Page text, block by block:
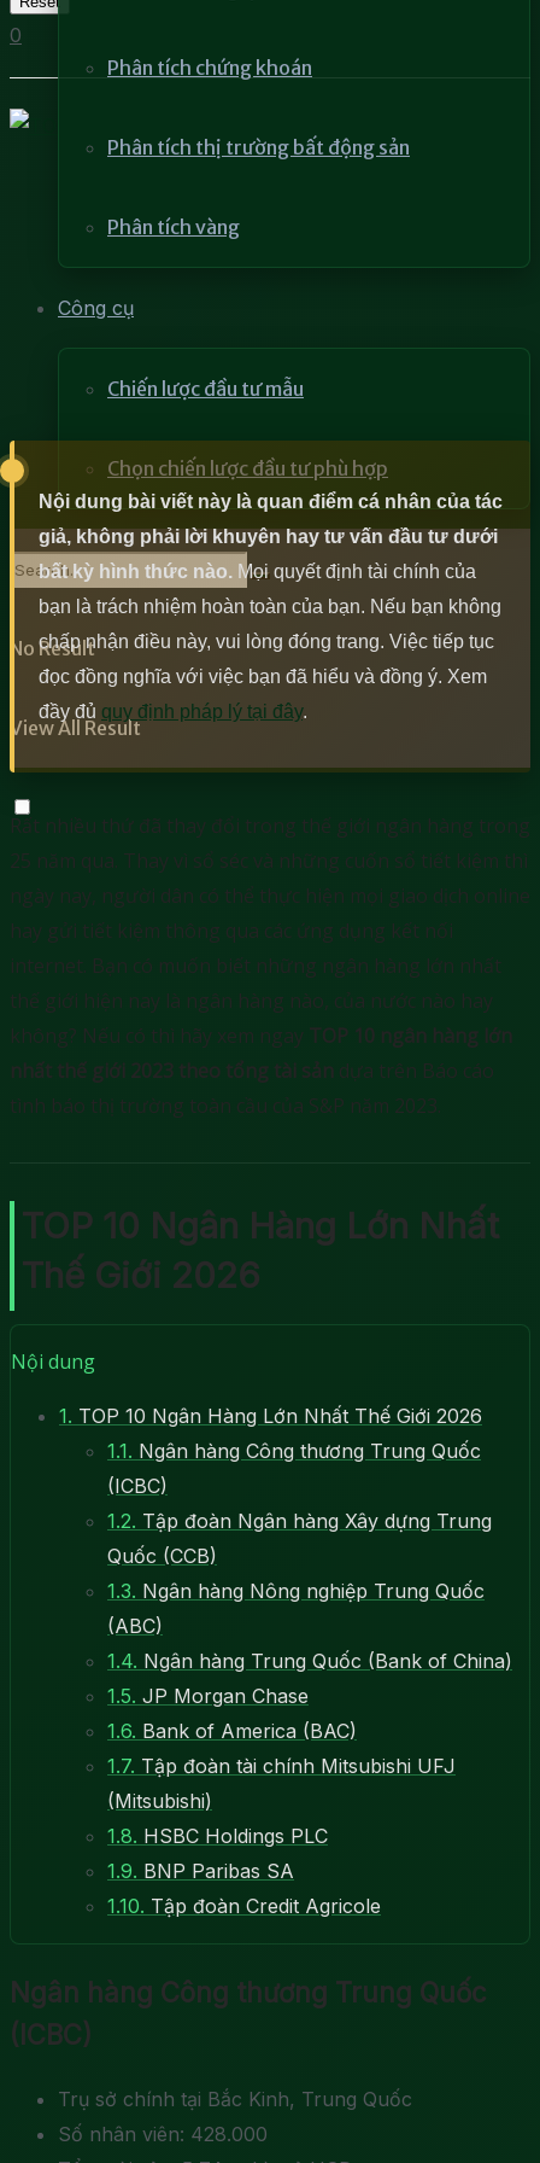
Phân tích chứng khoán
Phân tích thị trường bất động sản
Phân tích vàng
Công cụ
Chiến lược đầu tư mẫu
Chọn chiến lược đầu tư phù hợp
No Result
View All Result
0
Nội dung bài viết này là quan điểm cá nhân của tác
giả, không phải lời khuyên hay tư vấn đầu tư dưới
bất kỳ hình thức nào. Mọi quyết định tài chính của
bạn là trách nhiệm hoàn toàn của bạn. Nếu bạn không
chấp nhận điều này, vui lòng đóng trang. Việc tiếp tục
đọc đồng nghĩa với việc bạn đã hiểu và đồng ý. Xem
đầy đủ quy định pháp lý tại đây.
Rất nhiều thứ đã thay đổi trong thế giới ngân hàng trong
25 năm qua. Thay vì sổ séc và những cuốn sổ tiết kiệm thì
ngày nay, người dân có thể thực hiện mọi giao dịch online
hay gửi tiết kiệm thông qua các ứng dụng kết nối
internet. Bạn có muốn biết những ngân hàng lớn nhất
thế giới hiện nay là ngân hàng nào, của nước nào hay
không? Nếu có thì hãy xem ngay TOP 10 ngân hàng lớn
nhất thế giới 2023 theo tổng tài sản dựa trên Báo cáo
tình báo thị trường toàn cầu của S&P năm 2023.
TOP 10 Ngân Hàng Lớn Nhất
Thế Giới 2026
Nội dung
1. TOP 10 Ngân Hàng Lớn Nhất Thế Giới 2026
1.1. Ngân hàng Công thương Trung Quốc
(ICBC)
1.2. Tập đoàn Ngân hàng Xây dựng Trung
Quốc (CCB)
1.3. Ngân hàng Nông nghiệp Trung Quốc
(ABC)
1.4. Ngân hàng Trung Quốc (Bank of China)
1.5. JP Morgan Chase
1.6. Bank of America (BAC)
1.7. Tập đoàn tài chính Mitsubishi UFJ
(Mitsubishi)
1.8. HSBC Holdings PLC
1.9. BNP Paribas SA
1.10. Tập đoàn Credit Agricole
Ngân hàng Công thương Trung Quốc
(ICBC)
Trụ sở chính tại Bắc Kinh, Trung Quốc
Số nhân viên: 428.000